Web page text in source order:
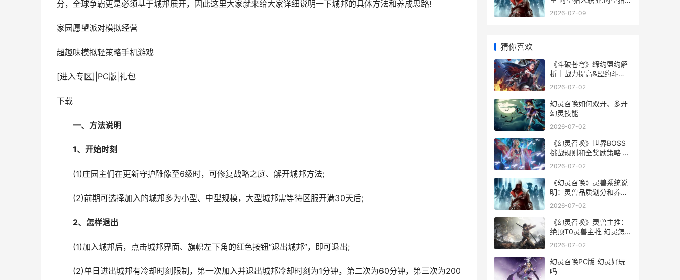
分，全球争霸更是必须基于城邦展开，因此这里大家就来给大家详细说明一下城邦的具体方法和养成思路!
家园愿望派对模拟经营
超趣味模拟轻策略手机游戏
[进入专区] PC版 礼包
下载
一、方法说明
1、开始时刻
(1)庄园主们在更新守护雕像至6级时，可修复战略之庭、解开城邦方法;
(2)前期可选择加入的城邦多为小型、中型规模，大型城邦需等待区服开满30天后;
2、怎样退出
(1)加入城邦后，点击城邦界面、旗帜左下角的红色按钮“退出城邦”，即可退出;
(2)单日进出城邦有冷却时刻限制，第一次加入并退出城邦冷却时刻为1分钟，第二次为60分钟，第三次为200
人官网
2026-07-09
猜你喜欢
《斗破苍穹》缔约盟约解
析｜战力提高&盟约斗者
主推 斗破苍穹帝
2026-07-02
幻灵召唤如何双开、多开
幻灵技能
2026-07-02
《幻灵召唤》世界BOSS
挑战规则和全奖励策略 幻
灵是什么游戏
2026-07-02
《幻灵召唤》灵兽系统说
明：灵兽品质划分和养成
诀窍详细解答 幻灵是一款
2026-07-02
《幻灵召唤》灵兽主推：
绝顶T0灵兽主推 幻灵怎
么玩的
2026-07-02
幻灵召唤PC版 幻灵好玩
吗